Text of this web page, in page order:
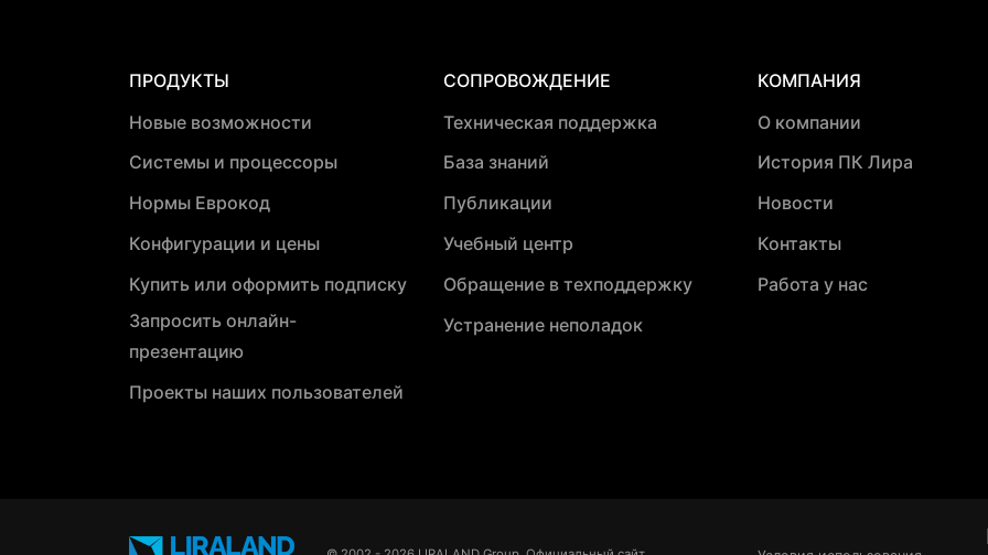
ПРОДУКТЫ
Новые возможности
Системы и процессоры
Нормы Еврокод
Конфигурации и цены
Купить или оформить подписку
Запросить онлайн-
презентацию
Проекты наших пользователей
СОПРОВОЖДЕНИЕ
Техническая поддержка
База знаний
Публикации
Учебный центр
Обращение в техподдержку
Устранение неполадок
КОМПАНИЯ
О компании
История ПК Лира
Новости
Контакты
Работа у нас